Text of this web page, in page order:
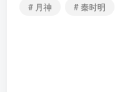
# 月神
# 秦时明